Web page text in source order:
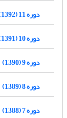
دوره 11 (1392)
دوره 10 (1391)
دوره 9 (1390)
دوره 8 (1389)
دوره 7 (1388)